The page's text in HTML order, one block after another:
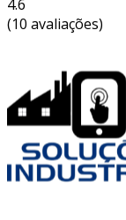
fabricação
maquinário
máquinas e
aço sae 1020
4.6
(10 avaliações)